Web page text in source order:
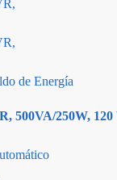
de Energía
500VA/250W, 120